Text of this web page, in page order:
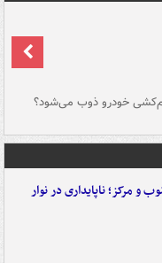
خودرو ذوب می‌شود؟
مرکز؛ ناپایداری در نوار